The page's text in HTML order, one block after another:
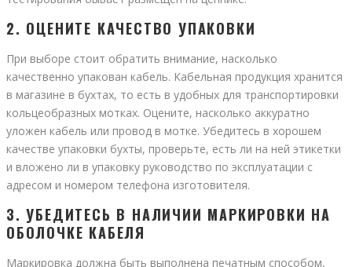
2. ОЦЕНИТЕ КАЧЕСТВО УПАКОВКИ
При выборе стоит обратить внимание, насколько
качественно упакован кабель. Кабельная продукция хранится
в магазине в бухтах, то есть в удобных для транспортировки
кольцеобразных мотках. Оцените, насколько аккуратно
уложен кабель или провод в мотке. Убедитесь в хорошем
качестве упаковки бухты, проверьте, есть ли на ней этикетки
и вложено ли в упаковку руководство по эксплуатации с
адресом и номером телефона изготовителя.
3. УБЕДИТЕСЬ В НАЛИЧИИ МАРКИРОВКИ НА
ОБОЛОЧКЕ КАБЕЛЯ
Маркировка должна быть выполнена печатным способом,